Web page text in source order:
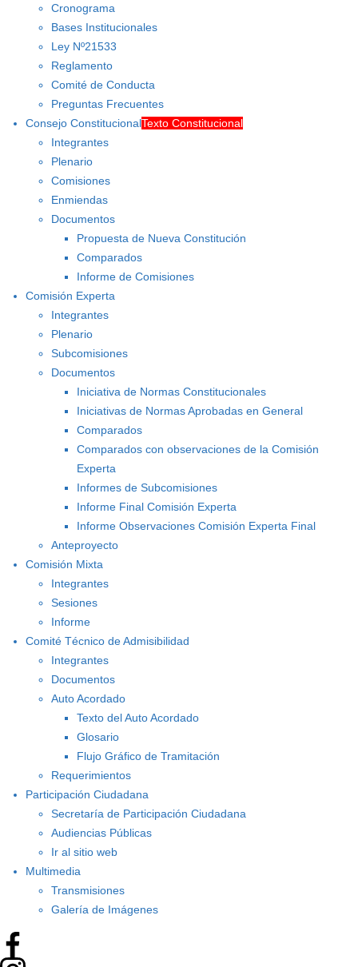
Cronograma
Bases Institucionales
Ley Nº21533
Reglamento
Comité de Conducta
Preguntas Frecuentes
Consejo ConstitucionalTexto Constitucional
Integrantes
Plenario
Comisiones
Enmiendas
Documentos
Propuesta de Nueva Constitución
Comparados
Informe de Comisiones
Comisión Experta
Integrantes
Plenario
Subcomisiones
Documentos
Iniciativa de Normas Constitucionales
Iniciativas de Normas Aprobadas en General
Comparados
Comparados con observaciones de la Comisión
Experta
Informes de Subcomisiones
Informe Final Comisión Experta
Informe Observaciones Comisión Experta Final
Anteproyecto
Comisión Mixta
Integrantes
Sesiones
Informe
Comité Técnico de Admisibilidad
Integrantes
Documentos
Auto Acordado
Texto del Auto Acordado
Glosario
Flujo Gráfico de Tramitación
Requerimientos
Participación Ciudadana
Secretaría de Participación Ciudadana
Audiencias Públicas
Ir al sitio web
Multimedia
Transmisiones
Galería de Imágenes